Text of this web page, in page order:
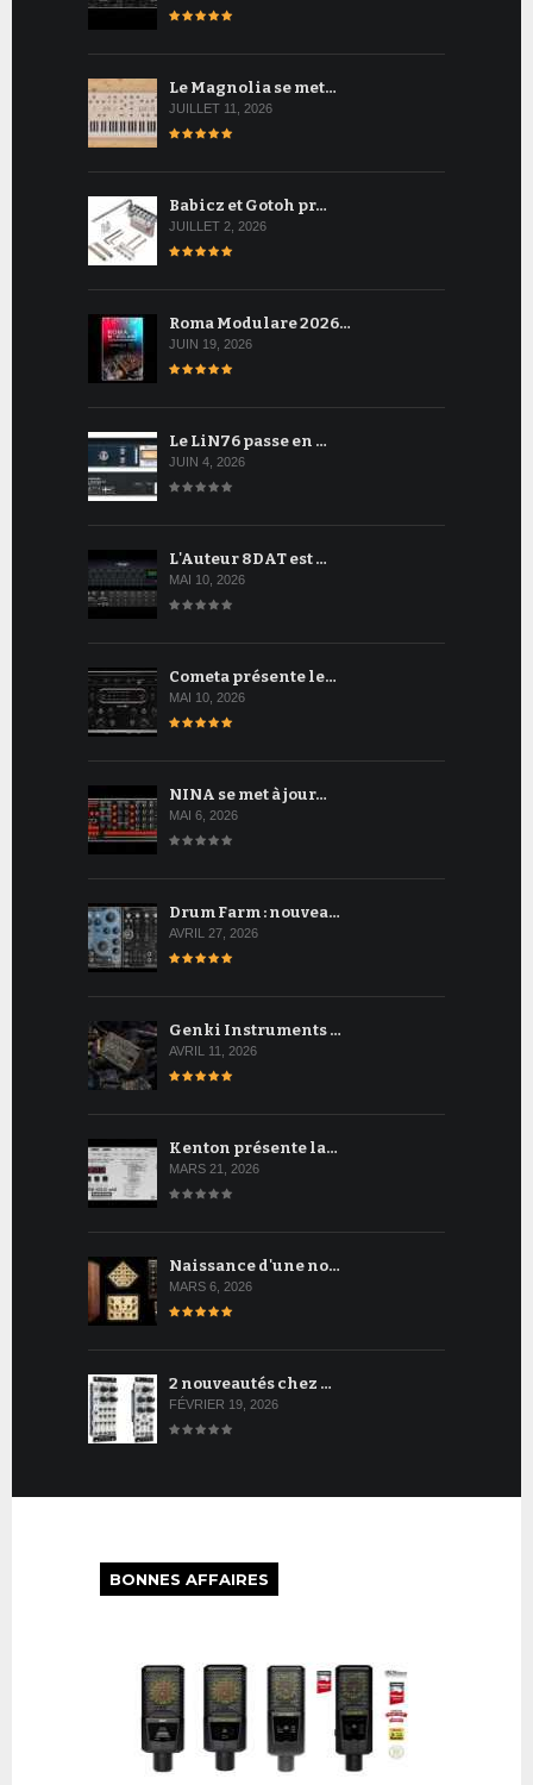
Le Magnolia se met…
JUILLET 11, 2026
Babicz et Gotoh pr…
JUILLET 2, 2026
Roma Modulare 2026…
JUIN 19, 2026
Le LiN76 passe en …
JUIN 4, 2026
L'Auteur 8DAT est …
MAI 10, 2026
Cometa présente le…
MAI 10, 2026
NINA se met à jour…
MAI 6, 2026
Drum Farm : nouvea…
AVRIL 27, 2026
Genki Instruments …
AVRIL 11, 2026
Kenton présente la…
MARS 21, 2026
Naissance d'une no…
MARS 6, 2026
2 nouveautés chez …
FÉVRIER 19, 2026
BONNES AFFAIRES